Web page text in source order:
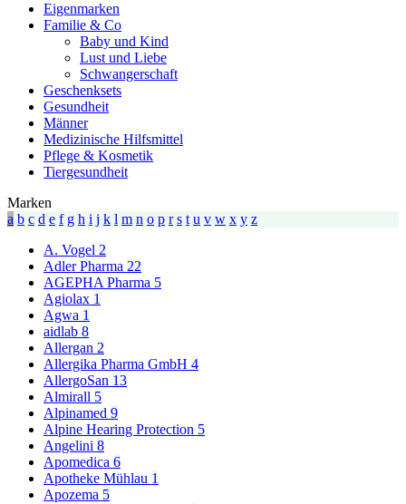
Eigenmarken
Familie & Co
Baby und Kind
Lust und Liebe
Schwangerschaft
Geschenksets
Gesundheit
Männer
Medizinische Hilfsmittel
Pflege & Kosmetik
Tiergesundheit
Marken
a b c d e f g h i j k l m n o p r s t u v w x y z
A. Vogel 2
Adler Pharma 22
AGEPHA Pharma 5
Agiolax 1
Agwa 1
aidlab 8
Allergan 2
Allergika Pharma GmbH 4
AllergoSan 13
Almirall 5
Alpinamed 9
Alpine Hearing Protection 5
Angelini 8
Apomedica 6
Apotheke Mühlau 1
Apozema 5